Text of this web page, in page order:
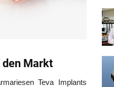
Markt
Teva Implants